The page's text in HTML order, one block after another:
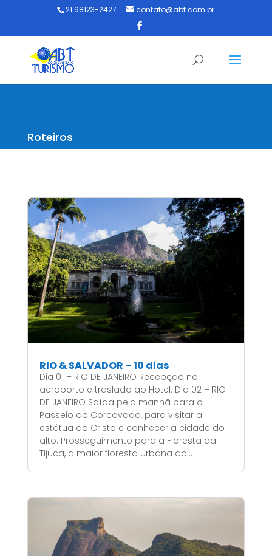
21 98123-2427 contato@abt.com.br
Roteiros
RIO & SALVADOR – 10 dias
Dia 01 – RIO DE JANEIRO Recepção no
aeroporto e traslado ao Hotel. Dia 02 – RIO
DE JANEIRO Saída pela manhã para o
Passeio ao Corcovado, para visitar a
estátua do Cristo e conhecer a cidade do
alto. Prosseguimento para a Floresta da
Tijuca, a maior floresta urbana do...